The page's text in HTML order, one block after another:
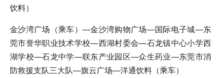
饮料）
金沙湾广场（乘车）—金沙湾购物广场—国际电子城—东
莞市誉华职业技术学校—西湖村委会—石龙镇中心小学西
湖学校—石龙中学—联东产业园区—众生药业—东莞市消
防救援支队三大队—旗云广场—洋通饮料（乘车）